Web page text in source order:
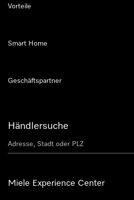
Händlersuche
Miele Experience Center
Vorteile
Smart Home
Geschäftspartner